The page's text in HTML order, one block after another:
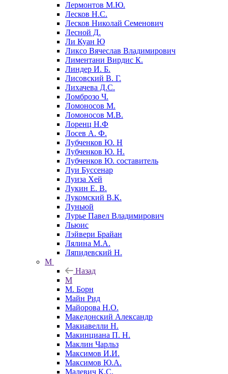
Лермонтов М.Ю.
Лесков Н.С.
Лесков Николай Семенович
Лесной Д.
Ли Куан Ю
Ликсо Вячеслав Владимирович
Лиментани Вирдис К.
Линдер И. Б.
Лисовский В. Г.
Лихачева Д.С.
Ломброзо Ч.
Ломоносов М.
Ломоносов М.В.
Лоренц Н.Ф
Лосев А. Ф.
Лубченков Ю. Н
Лубченков Ю. Н.
Лубченков Ю. составитель
Луи Буссенар
Луиза Хей
Лукин Е. В.
Лукомский В.К.
Луньюй
Лурье Павел Владимирович
Льюис
Лэйвери Брайан
Лялина М.А.
Ляпидевский Н.
М
Назад
М
М. Борн
Майн Рид
Майорова Н.О.
Македонский Александр
Макиавелли Н.
Макинциана П. Н.
Маклин Чарльз
Максимов И.И.
Максимов Ю.А.
Малевич К.С.